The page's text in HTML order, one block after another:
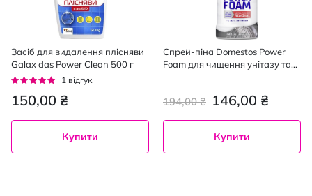
Засіб для видалення плісняви
Galax das Power Clean 500 г
Рейтинг:
1 відгук
150,00 ₴
Купити
Спрей-піна Domestos Power
Foam для чищення унітазу та
146,00 ₴
194,00 ₴
Купити